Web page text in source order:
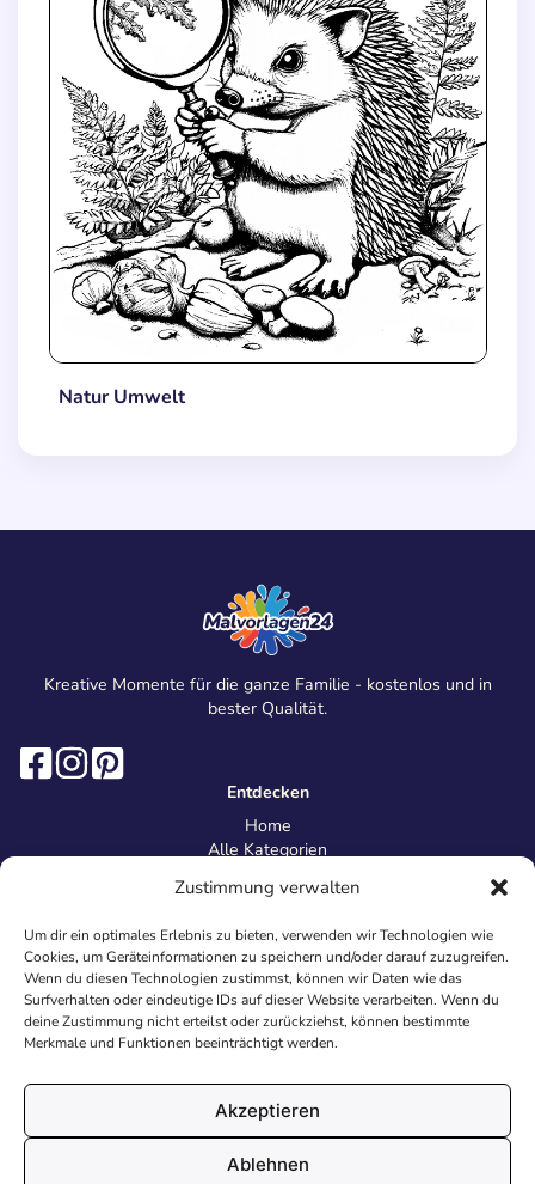
Zustimmung verwalten
Um dir ein optimales Erlebnis zu bieten, verwenden wir Technologien wie
Cookies, um Geräteinformationen zu speichern und/oder darauf zuzugreifen.
Wenn du diesen Technologien zustimmst, können wir Daten wie das
Surfverhalten oder eindeutige IDs auf dieser Website verarbeiten. Wenn du
deine Zustimmung nicht erteilst oder zurückziehst, können bestimmte
Merkmale und Funktionen beeinträchtigt werden.
Akzeptieren
Ablehnen
Natur Umwelt
Kreative Momente für die ganze Familie - kostenlos und in
bester Qualität.
Entdecken
Home
Alle Kategorien
Information
Über uns
Kontakt
Inhaltsrichtlinien
Recht & Datenschutz
Impressum
AGB
Cookies